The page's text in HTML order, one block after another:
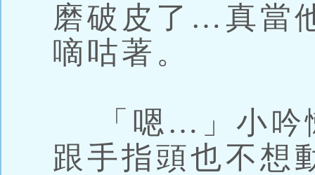
磨破皮了…真當
嘀咕著。
「嗯…」小吟
跟手指頭也不想